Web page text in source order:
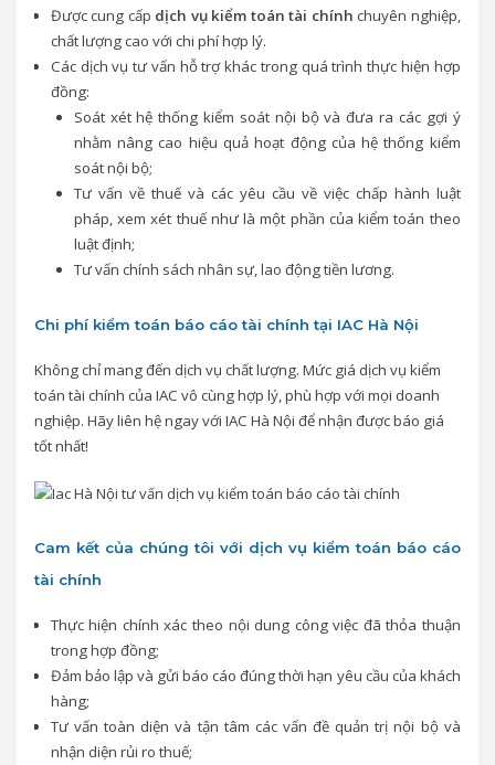
Được cung cấp dịch vụ kiểm toán tài chính chuyên nghiệp,
chất lượng cao với chi phí hợp lý.
Các dịch vụ tư vấn hỗ trợ khác trong quá trình thực hiện hợp
đồng:
Soát xét hệ thống kiểm soát nội bộ và đưa ra các gợi ý
nhằm nâng cao hiệu quả hoạt động của hệ thống kiểm
soát nội bộ;
Tư vấn về thuế và các yêu cầu về việc chấp hành luật
pháp, xem xét thuế như là một phần của kiểm toán theo
luật định;
Tư vấn chính sách nhân sự, lao động tiền lương.
Chi phí kiểm toán báo cáo tài chính tại IAC Hà Nội
Không chỉ mang đến dịch vụ chất lượng. Mức giá dịch vụ kiểm
toán tài chính của IAC vô cùng hợp lý, phù hợp với mọi doanh
nghiệp. Hãy liên hệ ngay với IAC Hà Nội để nhận được báo giá
tốt nhất!
Cam kết của chúng tôi với dịch vụ kiểm toán báo cáo
tài chính
Thực hiện chính xác theo nội dung công việc đã thỏa thuận
trong hợp đồng;
Đảm bảo lập và gửi báo cáo đúng thời hạn yêu cầu của khách
hàng;
Tư vấn toàn diện và tận tâm các vấn đề quản trị nội bộ và
nhận diện rủi ro thuế;